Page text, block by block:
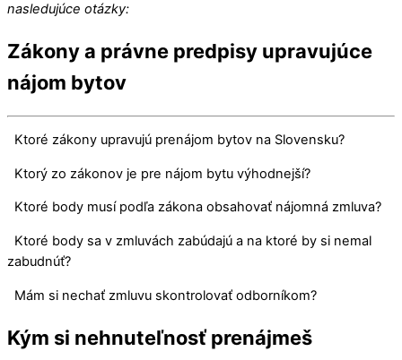
nasledujúce otázky:
Zákony a právne predpisy upravujúce
nájom bytov
Ktoré zákony upravujú prenájom bytov na Slovensku?
Ktorý zo zákonov je pre nájom bytu výhodnejší?
Ktoré body musí podľa zákona obsahovať nájomná zmluva?
Ktoré body sa v zmluvách zabúdajú a na ktoré by si nemal
zabudnúť?
Mám si nechať zmluvu skontrolovať odborníkom?
Kým si nehnuteľnosť prenájmeš